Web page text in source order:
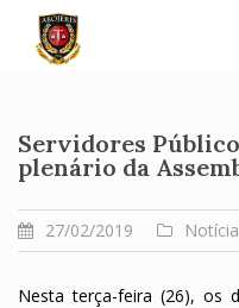
content
Servidores
plenário da
27/02/2019
Nesta terça-feira (26), os